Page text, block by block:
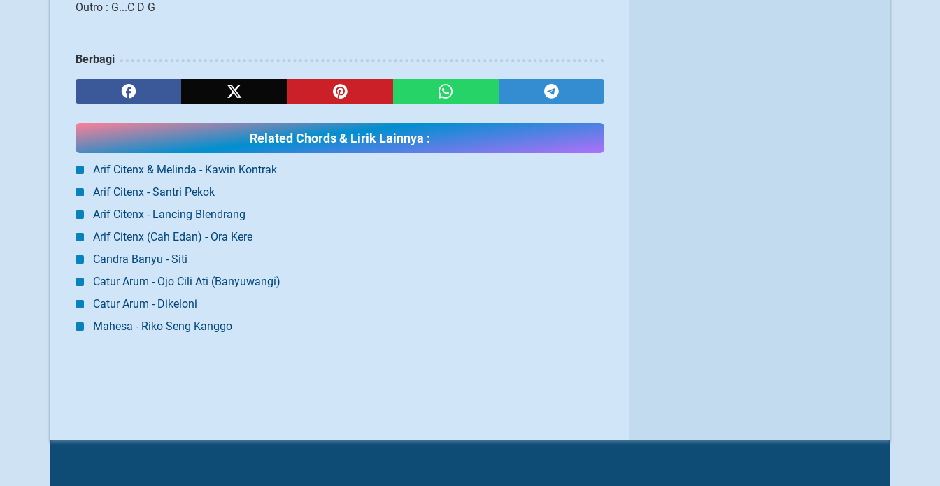
Outro : G...C D G
Berbagi
Related Chords & Lirik Lainnya :
Arif Citenx & Melinda - Kawin Kontrak
Arif Citenx - Santri Pekok
Arif Citenx - Lancing Blendrang
Arif Citenx (Cah Edan) - Ora Kere
Candra Banyu - Siti
Catur Arum - Ojo Cili Ati (Banyuwangi)
Catur Arum - Dikeloni
Mahesa - Riko Seng Kanggo